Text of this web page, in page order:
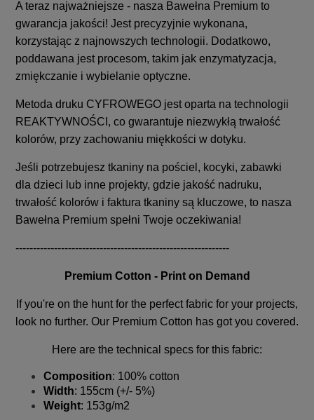
A teraz najważniejsze - nasza Bawełna Premium to
gwarancja jakości! Jest precyzyjnie wykonana,
korzystając z najnowszych technologii. Dodatkowo,
poddawana jest procesom, takim jak enzymatyzacja,
zmiękczanie i wybielanie optyczne.
Metoda druku CYFROWEGO jest oparta na technologii
REAKTYWNOŚCI, co gwarantuje niezwykłą trwałość
kolorów, przy zachowaniu miękkości w dotyku.
Jeśli potrzebujesz tkaniny na pościel, kocyki, zabawki
dla dzieci lub inne projekty, gdzie jakość nadruku,
trwałość kolorów i faktura tkaniny są kluczowe, to nasza
Bawełna Premium spełni Twoje oczekiwania!
-------------------------------------------------------------
Premium Cotton - Print on Demand
If you're on the hunt for the perfect fabric for your projects,
look no further. Our Premium Cotton has got you covered.
Here are the technical specs for this fabric:
Composition: 100% cotton
Width: 155cm (+/- 5%)
Weight: 153g/m2